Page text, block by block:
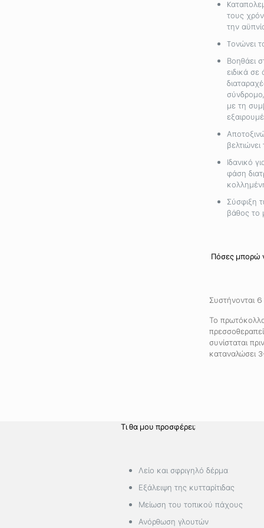
K
τους
την
Tονώνει
Βοηθάει
ειδικά
με τη
Ιδανικό
φάση
Σύσφιξη
βάθος το
Πόσες μπορώ
Συστήνονται 6
Το
συνίσταται
καταναλώσει
Τι θα μου προσφέρει;
Λείο και σφριγηλό δέρμα
Εξάλειψη της κυτταρίτιδας
Μείωση του τοπικού πάχους
Ανόρθωση γλουτών